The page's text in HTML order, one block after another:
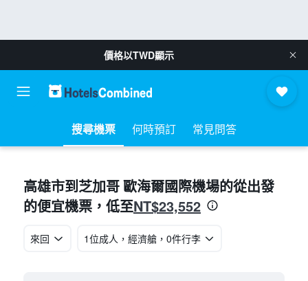
價格以TWD顯示
搜尋機票 何時預訂 常見問答
高雄市​到芝加哥 歐海爾國際機場​的從​出發
的便宜機票​，低至NT$23,552
來回 1位成人​，經濟艙​，0件行李